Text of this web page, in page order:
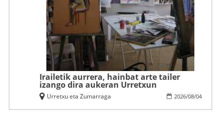
Irailetik aurrera, hainbat arte tailer
izango dira aukeran Urretxun
2026/08/04
Urretxu eta Zumarraga